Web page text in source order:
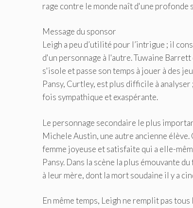
rage contre le monde naît d'une
Message du sponsor
Leigh a peu d’utilité pour l’intrigue ; il
d'un personnage à l'autre. Tuwaine
s'isole et passe son temps à jouer à des
Pansy, Curtley, est plus difficile à
fois sympathique et exaspérante.
Le personnage secondaire le plus
Michele Austin, une autre ancienne
femme joyeuse et satisfaite qui a elle-
Pansy. Dans la scène la plus émouvante
à leur mère, dont la mort soudaine il y a
En même temps, Leigh ne remplit pas